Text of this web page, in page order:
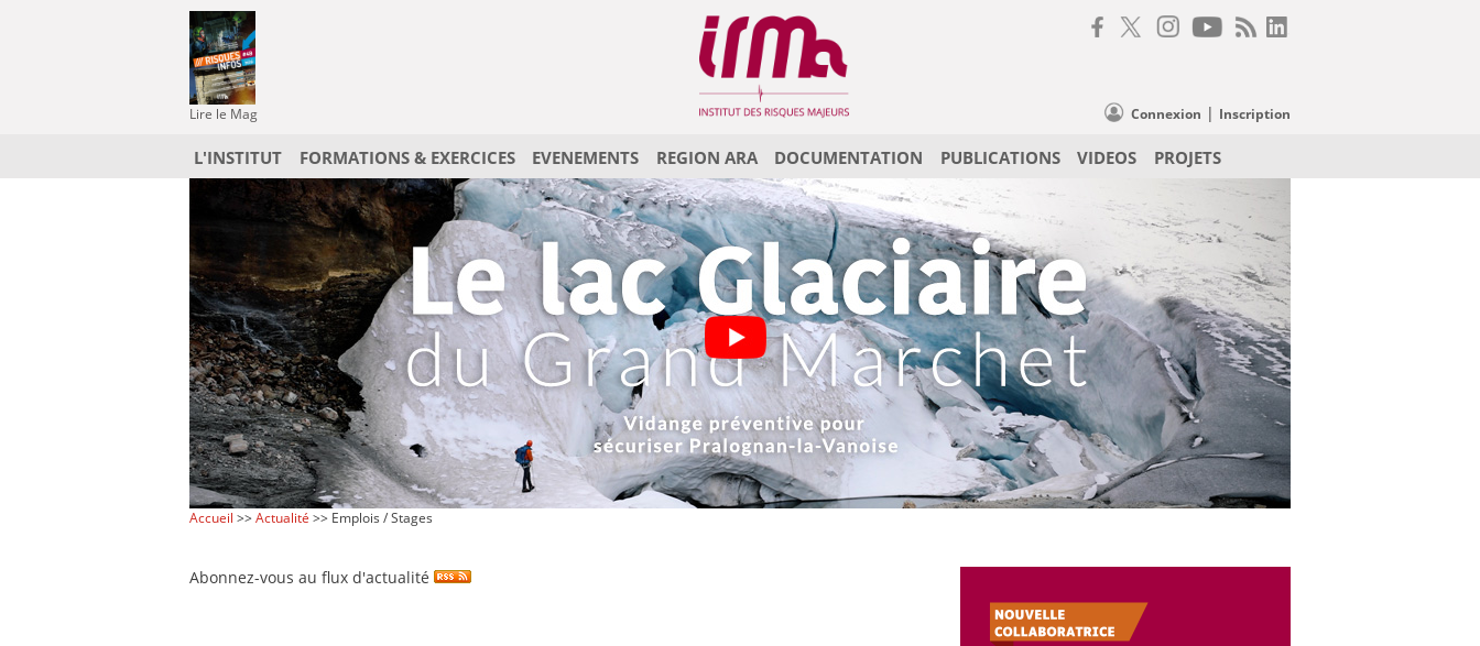
Lire le Mag Connexion | Inscription
L'INSTITUT FORMATIONS & EXERCICES EVENEMENTS REGION ARA DOCUMENTATION PUBLICATIONS VIDEOS PROJETS
Accueil >>Actualité >> Emplois / Stages
Abonnez-vous au flux d'actualité